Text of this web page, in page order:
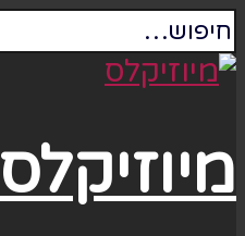
מיוזיקלס